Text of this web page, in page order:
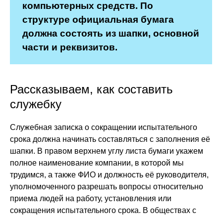
компьютерных средств. По
структуре официальная бумага
должна состоять из шапки, основной
части и реквизитов.
Рассказываем, как составить
служебку
Служебная записка о сокращении испытательного
срока должна начинать составляться с заполнения её
шапки. В правом верхнем углу листа бумаги укажем
полное наименование компании, в которой мы
трудимся, а также ФИО и должность её руководителя,
уполномоченного разрешать вопросы относительно
приема людей на работу, установления или
сокращения испытательного срока. В обществах с